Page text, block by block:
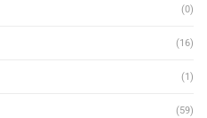
(0)
(16)
(1)
(59)